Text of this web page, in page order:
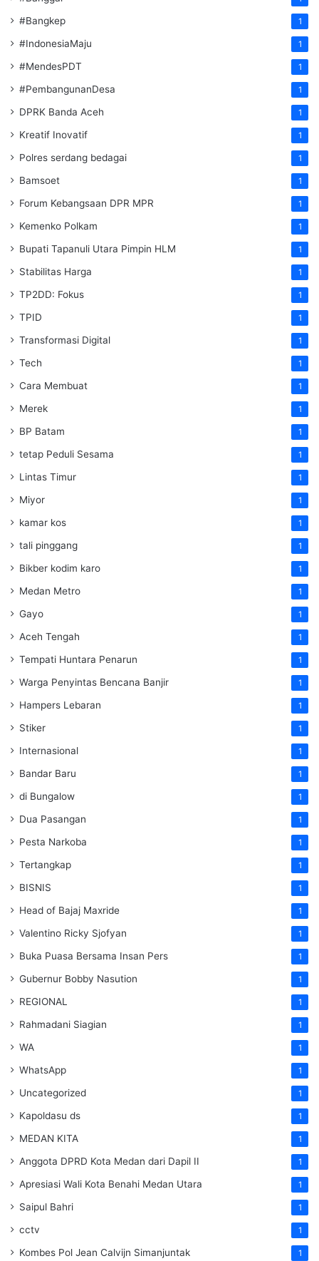
#Bangkep 1
#IndonesiaMaju 1
#MendesPDT 1
#PembangunanDesa 1
DPRK Banda Aceh 1
Kreatif Inovatif 1
Polres serdang bedagai 1
Bamsoet 1
Forum Kebangsaan DPR MPR 1
Kemenko Polkam 1
‎Bupati Tapanuli Utara Pimpin HLM 1
Stabilitas Harga 1
TP2DD: Fokus 1
TPID 1
Transformasi Digital 1
Tech 1
Cara Membuat 1
Merek 1
BP Batam 1
tetap Peduli Sesama 1
Lintas Timur 1
Miyor 1
kamar kos 1
tali pinggang 1
Bikber kodim karo 1
Medan Metro 1
Gayo 1
Aceh Tengah 1
Tempati Huntara Penarun 1
Warga Penyintas Bencana Banjir 1
Hampers Lebaran 1
Stiker 1
Internasional 1
Bandar Baru 1
di Bungalow 1
Dua Pasangan 1
Pesta Narkoba 1
Tertangkap 1
BISNIS 1
Head of Bajaj Maxride 1
Valentino Ricky Sjofyan 1
Buka Puasa Bersama Insan Pers 1
Gubernur Bobby Nasution 1
REGIONAL 1
Rahmadani Siagian 1
WA 1
WhatsApp 1
Uncategorized 1
Kapoldasu ds 1
MEDAN KITA 1
Anggota DPRD Kota Medan dari Dapil II 1
Apresiasi Wali Kota Benahi Medan Utara 1
Saipul Bahri 1
cctv 1
Kombes Pol Jean Calvijn Simanjuntak 1